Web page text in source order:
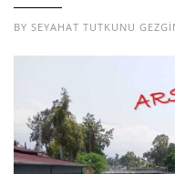
BY SEYAHAT TUTKUNU